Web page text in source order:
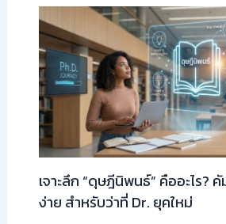
เจาะลึก “ดุษฎีนิพนธ์” คืออะไร?
ง่าย สำหรับว่าที่ Dr. ยุคใหม่